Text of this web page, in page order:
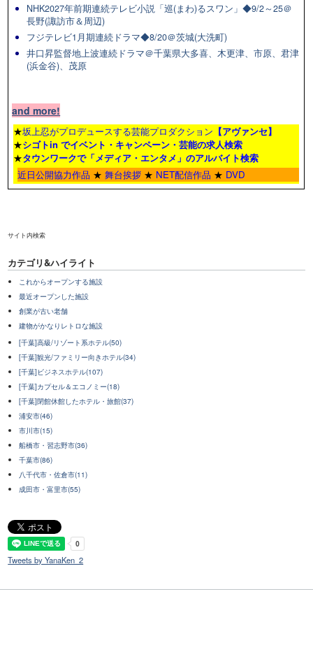
NHK2027年前期連続テレビ小説「巡(まわ)るスワン」◆9/2～25＠
長野(諏訪市＆周辺)
フジテレビ1月期連続ドラマ◆8/20＠茨城(大洗町)
井口昇監督地上波連続ドラマ＠千葉県大多喜、木更津、市原、君津
(浜金谷)、茂原
and more!
★坂上忍がプロデュースする芸能プロダクション 【アヴァンセ】
★シゴトin でイベント・キャンペーン・芸能の求人検索
★タウンワークで「メディア・エンタメ」のアルバイト検索
近日公開協力作品 ★舞台挨拶 ★ NET配信作品 ★ DVD
サイト内検索
カテゴリ&ハイライト
これからオープンする施設
最近オープンした施設
創業が古い老舗
建物がかなりレトロな施設
[千葉]高級/リゾート系ホテル(50)
[千葉]観光/ファミリー向きホテル(34)
[千葉]ビジネスホテル(107)
[千葉]カプセル＆エコノミー(18)
[千葉]閉館休館したホテル・旅館(37)
浦安市(46)
市川市(15)
船橋市・習志野市(36)
千葉市(86)
八千代市・佐倉市(11)
成田市・富里市(55)
Tweets by YanaKen_2